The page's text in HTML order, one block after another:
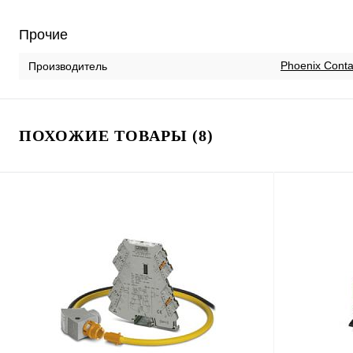
Прочие
Производитель Phoenix
ПОХОЖИЕ ТОВАРЫ (8)